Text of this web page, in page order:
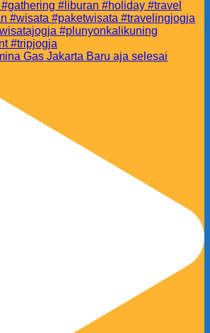
Gas Jakarta Baru aja selesai